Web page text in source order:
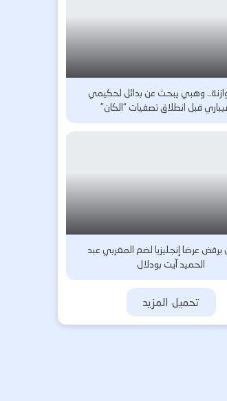
وازنة.. وهبي يبحث عن بدائل لحكيمي
قبل انطلاق تصفيات “الكان”
يرفض عرضا إنجليزيا لضم المغربي عبد
الحميد آيت بودلال
تحميل المزيد